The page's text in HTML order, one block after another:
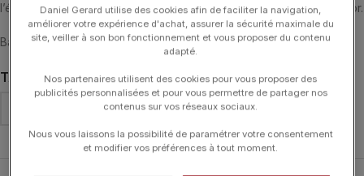
l’élégance d’une pierre de couleur au raffinement de maillons en or.
Bague Indrani petit modèle en or jaune sertie d’une rhodolite.
TAILLE DE DOIGT
Daniel Gerard utilise des cookies afin de faciliter la navigation,
améliorer votre expérience d'achat, assurer la sécurité maximale du
site, veiller à son bon fonctionnement et vous proposer du contenu
adapté.
Nos partenaires utilisent des cookies pour vous proposer des
publicités personnalisées et pour vous permettre de partager nos
contenus sur vos réseaux sociaux.
Nous vous laissons la possibilité de paramétrer votre consentement
et modifier vos préférences à tout moment.